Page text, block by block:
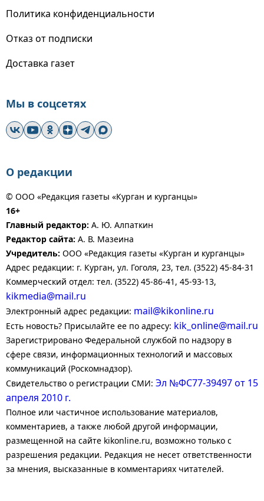
Политика конфиденциальности
Отказ от подписки
Доставка газет
Мы в соцсетях
О редакции
© ООО «Редакция газеты «Курган и курганцы»
16+
Главный редактор: А. Ю. Алпаткин
Редактор сайта: А. В. Мазеина
Учредитель: ООО «Редакция газеты «Курган и курганцы»
Адрес редакции: г. Курган, ул. Гоголя, 23, тел. (3522) 45-84-31
Коммерческий отдел: тел. (3522) 45-86-41, 45-93-13,
kikmedia@mail.ru
Электронный адрес редакции: mail@kikonline.ru
Есть новость? Присылайте ее по адресу: kik_online@mail.ru
Зарегистрировано Федеральной службой по надзору в
сфере связи, информационных технологий и массовых
коммуникаций (Роскомнадзор).
Свидетельство о регистрации СМИ: Эл №ФС77-39497 от 15
апреля 2010 г.
Полное или частичное использование материалов,
комментариев, а также любой другой информации,
размещенной на сайте kikonline.ru, возможно только с
разрешения редакции. Редакция не несет ответственности
за мнения, высказанные в комментариях читателей.